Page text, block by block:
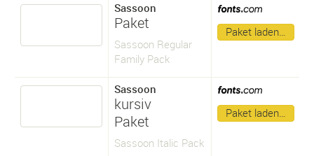
Sassoon
Paket
Sassoon Regular
Family Pack
Paket laden…
Sassoon
kursiv
Paket
Sassoon Italic Pack
Paket laden…